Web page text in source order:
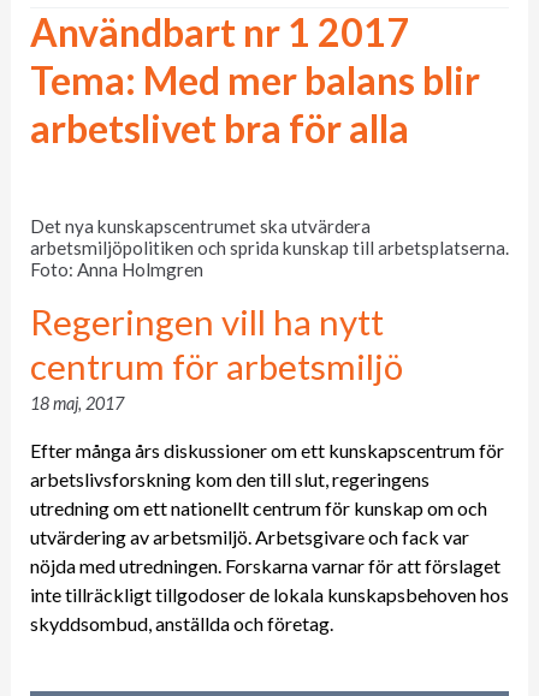
Användbart nr 1 2017
Tema: Med mer balans blir
arbetslivet bra för alla
Det nya kunskapscentrumet ska utvärdera
arbetsmiljöpolitiken och sprida kunskap till arbetsplatserna.
Foto: Anna Holmgren
Regeringen vill ha nytt
centrum för arbetsmiljö
18 maj, 2017
Efter många års diskussioner om ett kunskapscentrum för
arbetslivsforskning kom den till slut, regeringens
utredning om ett nationellt centrum för kunskap om och
utvärdering av arbetsmiljö. Arbetsgivare och fack var
nöjda med utredningen. Forskarna varnar för att förslaget
inte tillräckligt tillgodoser de lokala kunskapsbehoven hos
skyddsombud, anställda och företag.